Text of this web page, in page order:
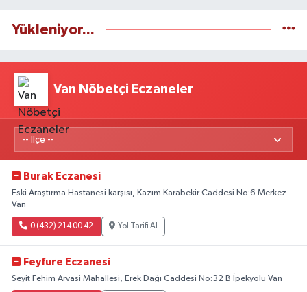
Yükleniyor...
Van Nöbetçi Eczaneler
Burak Eczanesi
Eski Araştırma Hastanesi karşısı, Kazım Karabekir Caddesi No:6 Merkez
Van
0 (432) 214 00 42 Yol Tarifi Al
Feyfure Eczanesi
Seyit Fehim Arvasi Mahallesi, Erek Dağı Caddesi No:32 B İpekyolu Van